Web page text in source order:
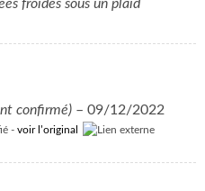
froides sous un plaid
confirmé) – 09/12/2022
- voir l’original